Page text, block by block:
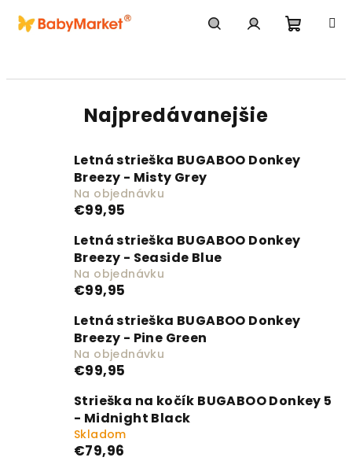
Najpredávanejšie
Letná strieška BUGABOO Donkey
Breezy - Misty Grey
Na objednávku
€99,95
Letná strieška BUGABOO Donkey
Breezy - Seaside Blue
Na objednávku
€99,95
Letná strieška BUGABOO Donkey
Breezy - Pine Green
Na objednávku
€99,95
Strieška na kočík BUGABOO Donkey 5
- Midnight Black
Skladom
€79,96